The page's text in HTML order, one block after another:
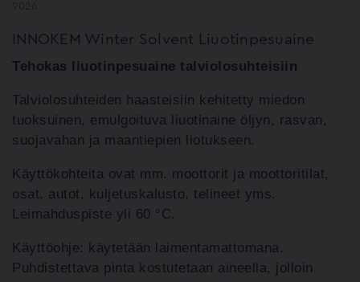
INNOKEM Winter Solvent Liuotinpesuaine
Tehokas liuotinpesuaine talviolosuhteisiin
Talviolosuhteiden haasteisiin kehitetty miedon
tuoksuinen, emulgoituva liuotinaine öljyn, rasvan,
suojavahan ja maantiepien liotukseen.
Käyttökohteita ovat mm. moottorit ja moottoritilat,
osat, autot, kuljetuskalusto, telineet yms.
Leimahduspiste yli 60 °C.
Käyttöohje: käytetään laimentamattomana.
Puhdistettava pinta kostutetaan aineella, jolloin